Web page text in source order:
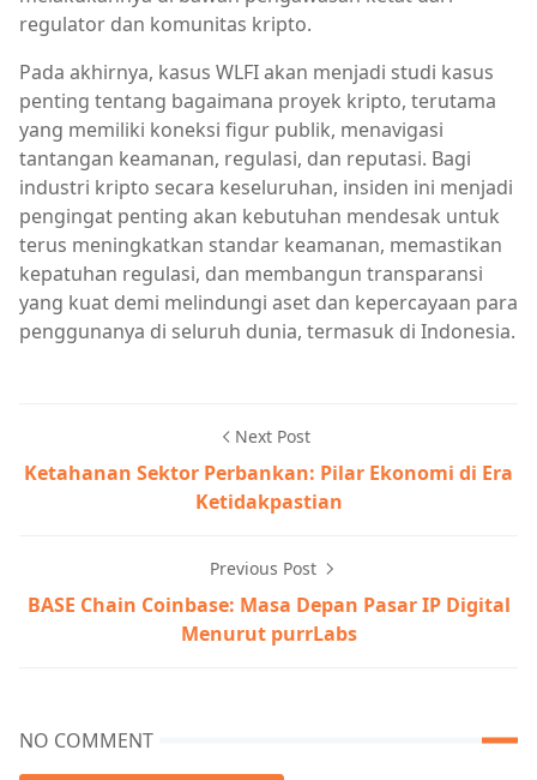
regulator dan komunitas kripto.
Pada akhirnya, kasus WLFI akan menjadi studi kasus
penting tentang bagaimana proyek kripto, terutama
yang memiliki koneksi figur publik, menavigasi
tantangan keamanan, regulasi, dan reputasi. Bagi
industri kripto secara keseluruhan, insiden ini menjadi
pengingat penting akan kebutuhan mendesak untuk
terus meningkatkan standar keamanan, memastikan
kepatuhan regulasi, dan membangun transparansi
yang kuat demi melindungi aset dan kepercayaan para
penggunanya di seluruh dunia, termasuk di Indonesia.
Next Post
Ketahanan Sektor Perbankan: Pilar Ekonomi di Era
Ketidakpastian
Previous Post
BASE Chain Coinbase: Masa Depan Pasar IP Digital
Menurut purrLabs
NO COMMENT